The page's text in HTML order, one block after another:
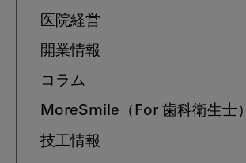
医院経営
開業情報
コラム
MoreSmile （For 歯科衛生士）
技工情報